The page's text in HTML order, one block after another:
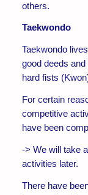
others.
Taekwondo
Taekwondo
good deeds
hard fists
For certain
competitive
have been
-> We will take
activities later.
There have